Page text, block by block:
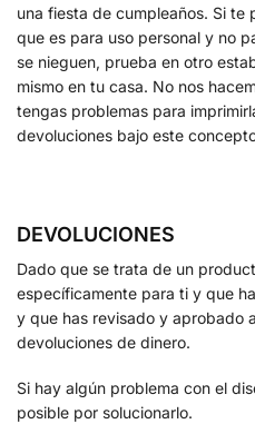
una fiesta de cumpleaños. Si te
que es para uso personal y no
se nieguen, prueba en otro
mismo en tu casa. No nos
tengas problemas para
devoluciones bajo este
DEVOLUCIONES
Dado que se trata de un
específicamente para ti y que
y que has revisado y aprobado
devoluciones de dinero.
Si hay algún problema con el
posible por solucionarlo.